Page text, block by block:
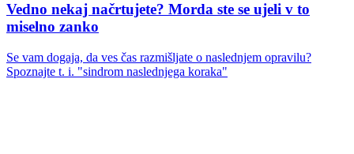
Vedno nekaj načrtujete? Morda ste se ujeli v to
miselno zanko
Se vam dogaja, da ves čas razmišljate o naslednjem opravilu?
Spoznajte t. i. "sindrom naslednjega koraka"